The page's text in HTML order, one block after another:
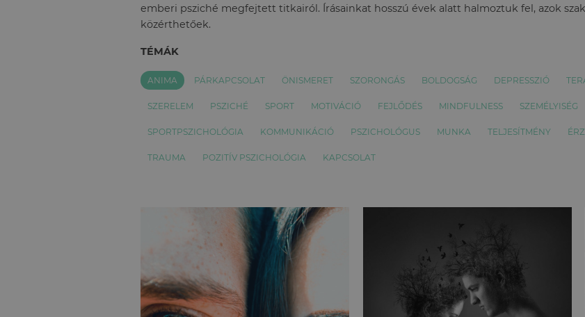
emberi psziché megfejtett titkairól. Írásainkat hosszú évek alatt halmoztuk fel, azok
közérthetőek.
TÉMÁK
ANIMA PÁRKAPCSOLAT ÖNISMERET SZORONGÁS BOLDOGSÁG DEPRESSZIÓ
SZERELEM PSZICHÉ SPORT MOTIVÁCIÓ FEJLŐDÉS MINDFULNESS SZEMÉLYISÉG
SPORTPSZICHOLÓGIA KOMMUNIKÁCIÓ PSZICHOLÓGUS MUNKA TELJESÍTMÉNY
TRAUMA POZITÍV PSZICHOLÓGIA KAPCSOLAT